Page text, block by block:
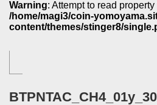
Warning: Attempt to read
/home/magi3/coin-
content/themes/stinger8/